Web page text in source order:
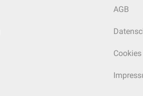
AGB
Cookies